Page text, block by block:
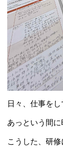
日々、仕事を
あっという間に
こうした、研